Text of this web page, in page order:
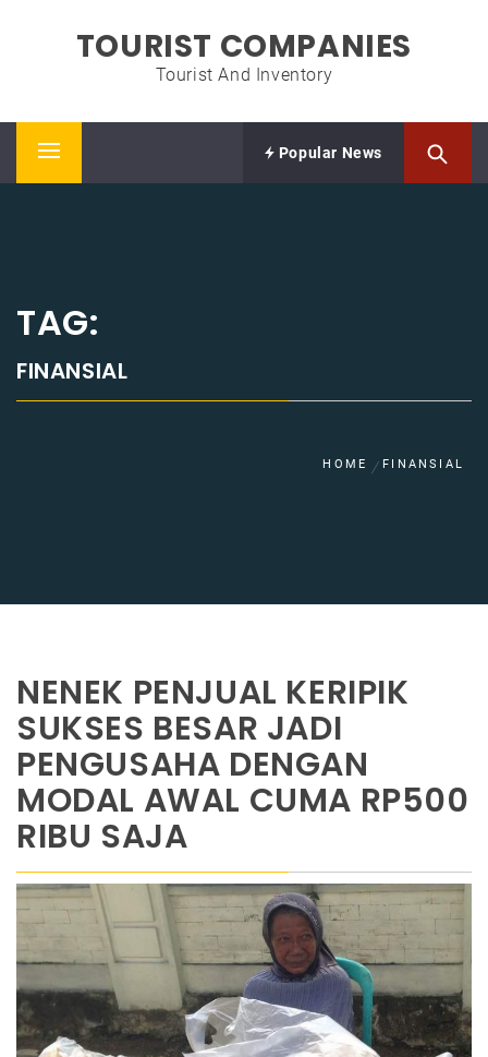
TOURIST COMPANIES
Tourist And Inventory
Primary
Popular News
TAG:
FINANSIAL
HOME FINANSIAL
NENEK PENJUAL KERIPIK
SUKSES BESAR JADI
PENGUSAHA DENGAN
MODAL AWAL CUMA RP500
RIBU SAJA